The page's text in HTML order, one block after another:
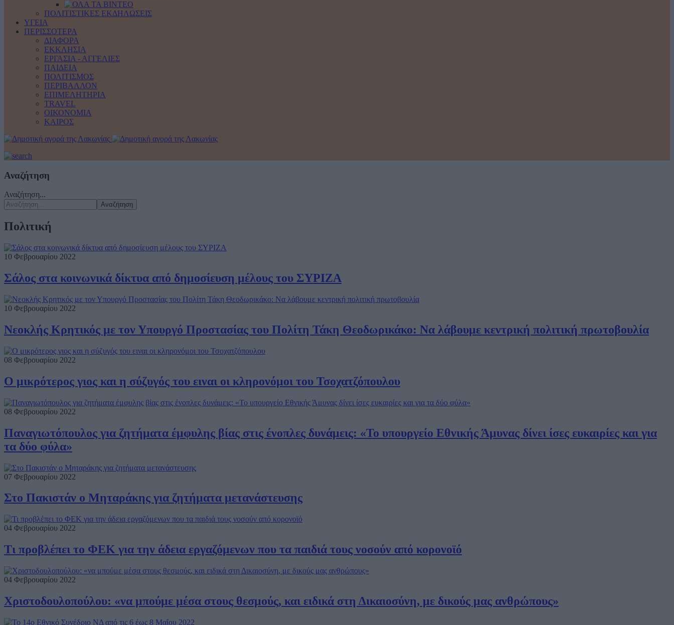
ΠΟΛΙΤΙΣΤΙΚΕΣ ΕΚΔΗΛΩΣΕΙΣ
ΥΓΕΙΑ
ΠΕΡΙΣΣΟΤΕΡΑ
ΔΙΑΦΟΡΑ
ΕΚΚΛΗΣΙΑ
ΕΡΓΑΣΙΑ - ΑΓΓΕΛΙΕΣ
ΠΑΙΔΕΙΑ
ΠΟΛΙΤΙΣΜΟΣ
ΠΕΡΙΒΑΛΛΟΝ
ΕΠΙΜΕΛΗΤΗΡΙΑ
TRAVEL
ΟΙΚΟΝΟΜΙΑ
ΚΑΙΡΟΣ
Αναζήτηση
Αναζήτηση...
Αναζήτηση
Πολιτική
10 Φεβρουαρίου 2022
Σάλος στα κοινωνικά δίκτυα από δημοσίευση μέλους του ΣΥΡΙΖΑ
10 Φεβρουαρίου 2022
Νεοκλής Κρητικός με τον Υπουργό Προστασίας του Πολίτη Τάκη Θεοδωρικάκο: Να λάβουμε κεντρική πολιτική πρωτοβουλία
08 Φεβρουαρίου 2022
Ο μικρότερος γιος και η σύζυγός του ειναι οι κληρονόμοι του Τσοχατζόπουλου
08 Φεβρουαρίου 2022
Παναγιωτόπουλος για ζητήματα έμφυλης βίας στις ένοπλες δυνάμεις: «Το υπουργείο Εθνικής Άμυνας δίνει ίσες ευκαιρίες και για
τα δύο φύλα»
07 Φεβρουαρίου 2022
Στο Πακιστάν ο Μηταράκης για ζητήματα μετανάστευσης
04 Φεβρουαρίου 2022
Τι προβλέπει το ΦΕΚ για την άδεια εργαζόμενων που τα παιδιά τους νοσούν από κορονοϊό
04 Φεβρουαρίου 2022
Χριστοδουλοπούλου: «να μπούμε μέσα στους θεσμούς, και ειδικά στη Δικαιοσύνη, με δικούς μας ανθρώπους»